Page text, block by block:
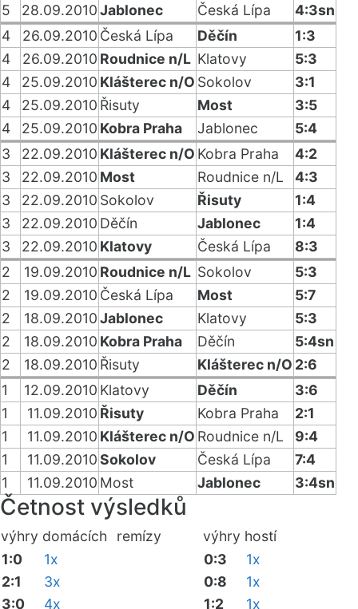
5 28.09.2010Jablonec Česká Lípa
4:3sn
4
26.09.2010 Česká Lípa Děčín
1:3
4
26.09.2010 Roudnice n/L Klatovy
5:3
4
25.09.2010 Klášterec n/O Sokolov
3:1
4
25.09.2010 Řisuty Most
3:5
4
25.09.2010 Kobra Praha Jablonec
5:4
3
22.09.2010 Klášterec n/O Kobra Praha
4:2
3
22.09.2010 Most Roudnice n/L
4:3
3
22.09.2010 Sokolov Řisuty
1:4
3
22.09.2010 Děčín Jablonec
1:4
3
22.09.2010 Klatovy Česká Lípa
8:3
2
19.09.2010 Roudnice n/L Sokolov
5:3
2
19.09.2010 Česká Lípa Most
5:7
2
18.09.2010Jablonec Klatovy
5:3
2
18.09.2010 Kobra Praha Děčín
5:4sn
2
18.09.2010 Řisuty Klášterec n/O 2:6
1
12.09.2010 Klatovy Děčín
3:6
1
11.09.2010 Řisuty Kobra Praha
2:1
1
11.09.2010 Klášterec n/O Roudnice n/L
9:4
1
11.09.2010Sokolov Česká Lípa
7:4
1
11.09.2010 Most Jablonec 3:4sn
Četnost výsledků
výhry domácích remízy výhry hostí
1:0
1x
2:1
3x
3:0
4x
0:3
1x
0:8
1x
1:2
1x